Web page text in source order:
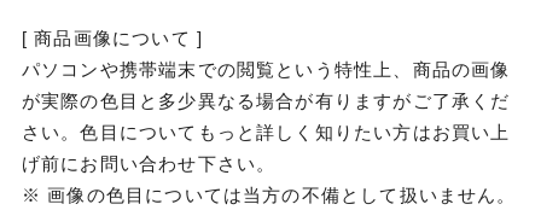
[ 商品画像について ]
パソコンや携帯端末での閲覧という特性上、商品の画像
が実際の色目と多少異なる場合が有りますがご了承くだ
さい。色目についてもっと詳しく知りたい方はお買い上
げ前にお問い合わせ下さい。
※ 画像の色目については当方の不備として扱いません。